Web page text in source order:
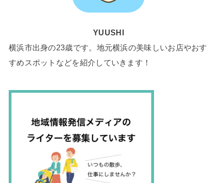
YUUSHI
横浜市出身の23歳です。地元横浜の美味しいお店やおす
すめスポットなどを紹介していきます！